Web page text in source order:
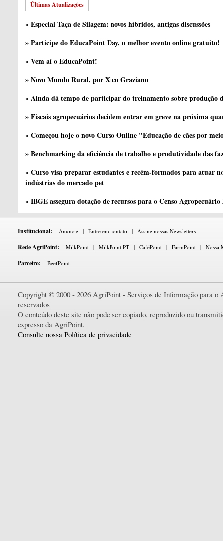
Últimas Atualizações
» Especial Taça de Silagem: novos híbridos, antigas discussões
» Participe do EducaPoint Day, o melhor evento online gratuito!
» Vem aí o EducaPoint!
» Novo Mundo Rural, por Xico Graziano
» Ainda dá tempo de participar do treinamento sobre produção
» Fiscais agropecuários decidem entrar em greve na próxima
» Começou hoje o novo Curso Online "Educação de cães por
» Benchmarking da eficiência de trabalho e produtividade das
» Curso visa preparar estudantes e recém-formados para atuar
indústrias do mercado pet
» IBGE assegura dotação de recursos para o Censo Agropecuário
Institucional: Anuncie | Entre em contato | Assine nossas Newsletters
Rede AgriPoint: MilkPoint | MilkPoint PT | CaféPoint | FarmPoint | Nossa
Parceiro: BeefPoint
Copyright © 2000 - 2026 AgriPoint - Serviços de Informação para o
reservados
O conteúdo deste site não pode ser copiado, reproduzido ou
expresso da AgriPoint.
Consulte nossa Política de privacidade